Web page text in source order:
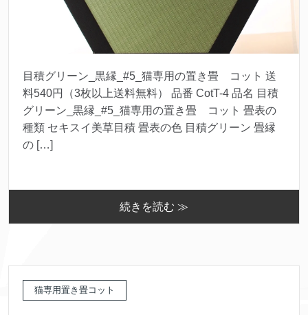
目積グリーン_黒縁_#5_猫専用の置き畳 コット 送
料540円（3枚以上送料無料） 品番 CotT-4 品名 目積
グリーン_黒縁_#5_猫専用の置き畳 コット 畳表の
種類 セキスイ美草目積 畳表の色 目積グリーン 畳縁
の […]
続きを読む ≫
猫専用置き畳コット